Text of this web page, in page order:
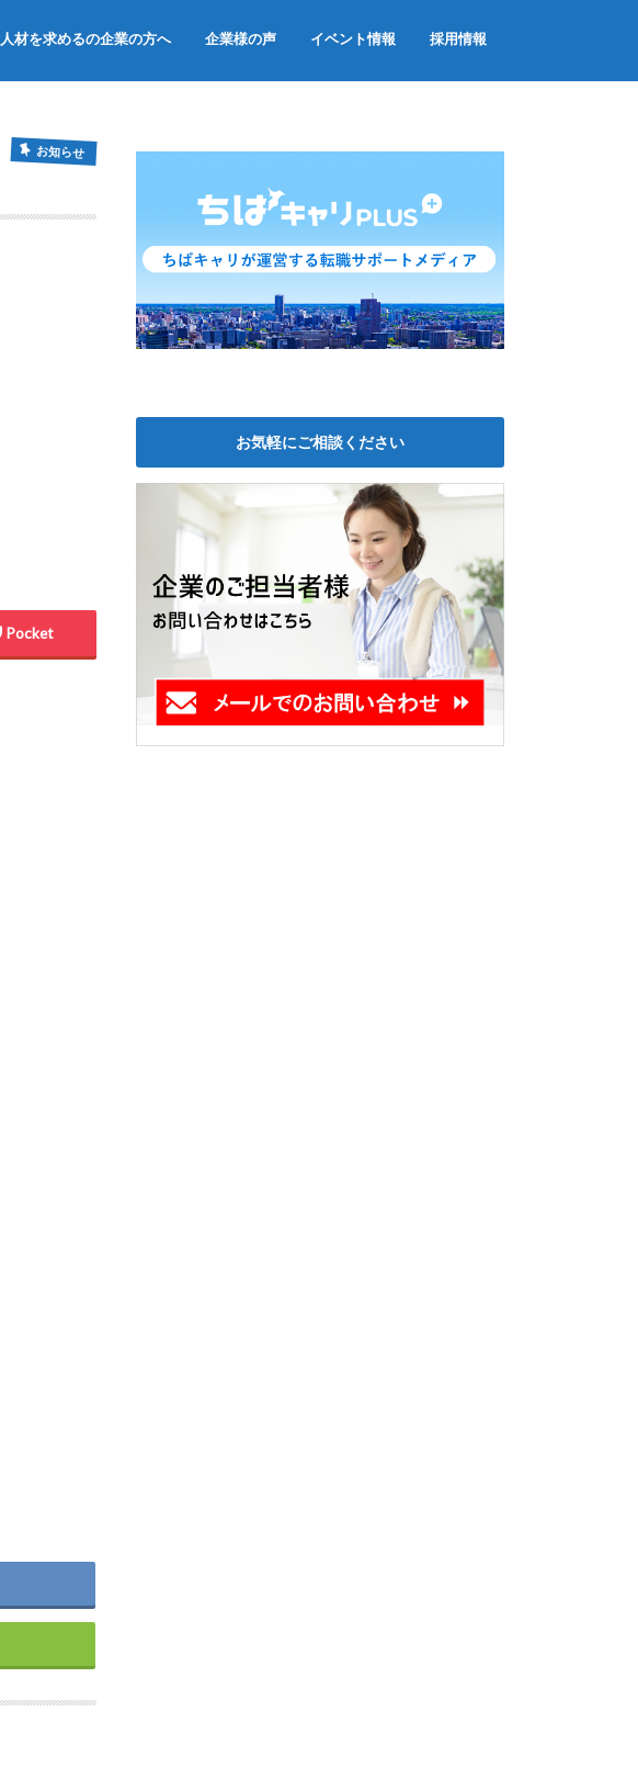
人材を求めるの企業の方へ 企業様の声 イベント情報 採用情報
お知らせ
Pocket
お気軽にご相談ください